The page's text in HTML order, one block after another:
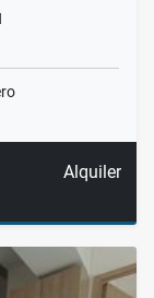
Alquiler